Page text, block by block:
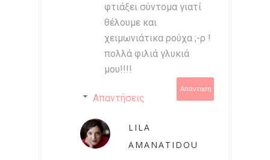
φτιάξει σύντομα γιατί
θέλουμε και
χειμωνιάτικα ρούχα ;-ρ !
πολλά φιλιά γλυκιά
μου!!!!
Απάντηση
Απαντήσεις
LILA
AMANATIDOU